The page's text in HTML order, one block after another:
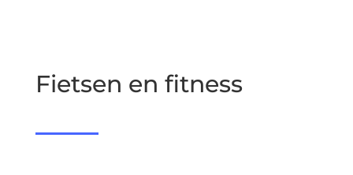
Fietsen en fitness